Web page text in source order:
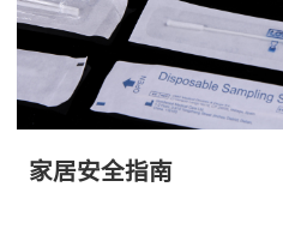
家居安全指南